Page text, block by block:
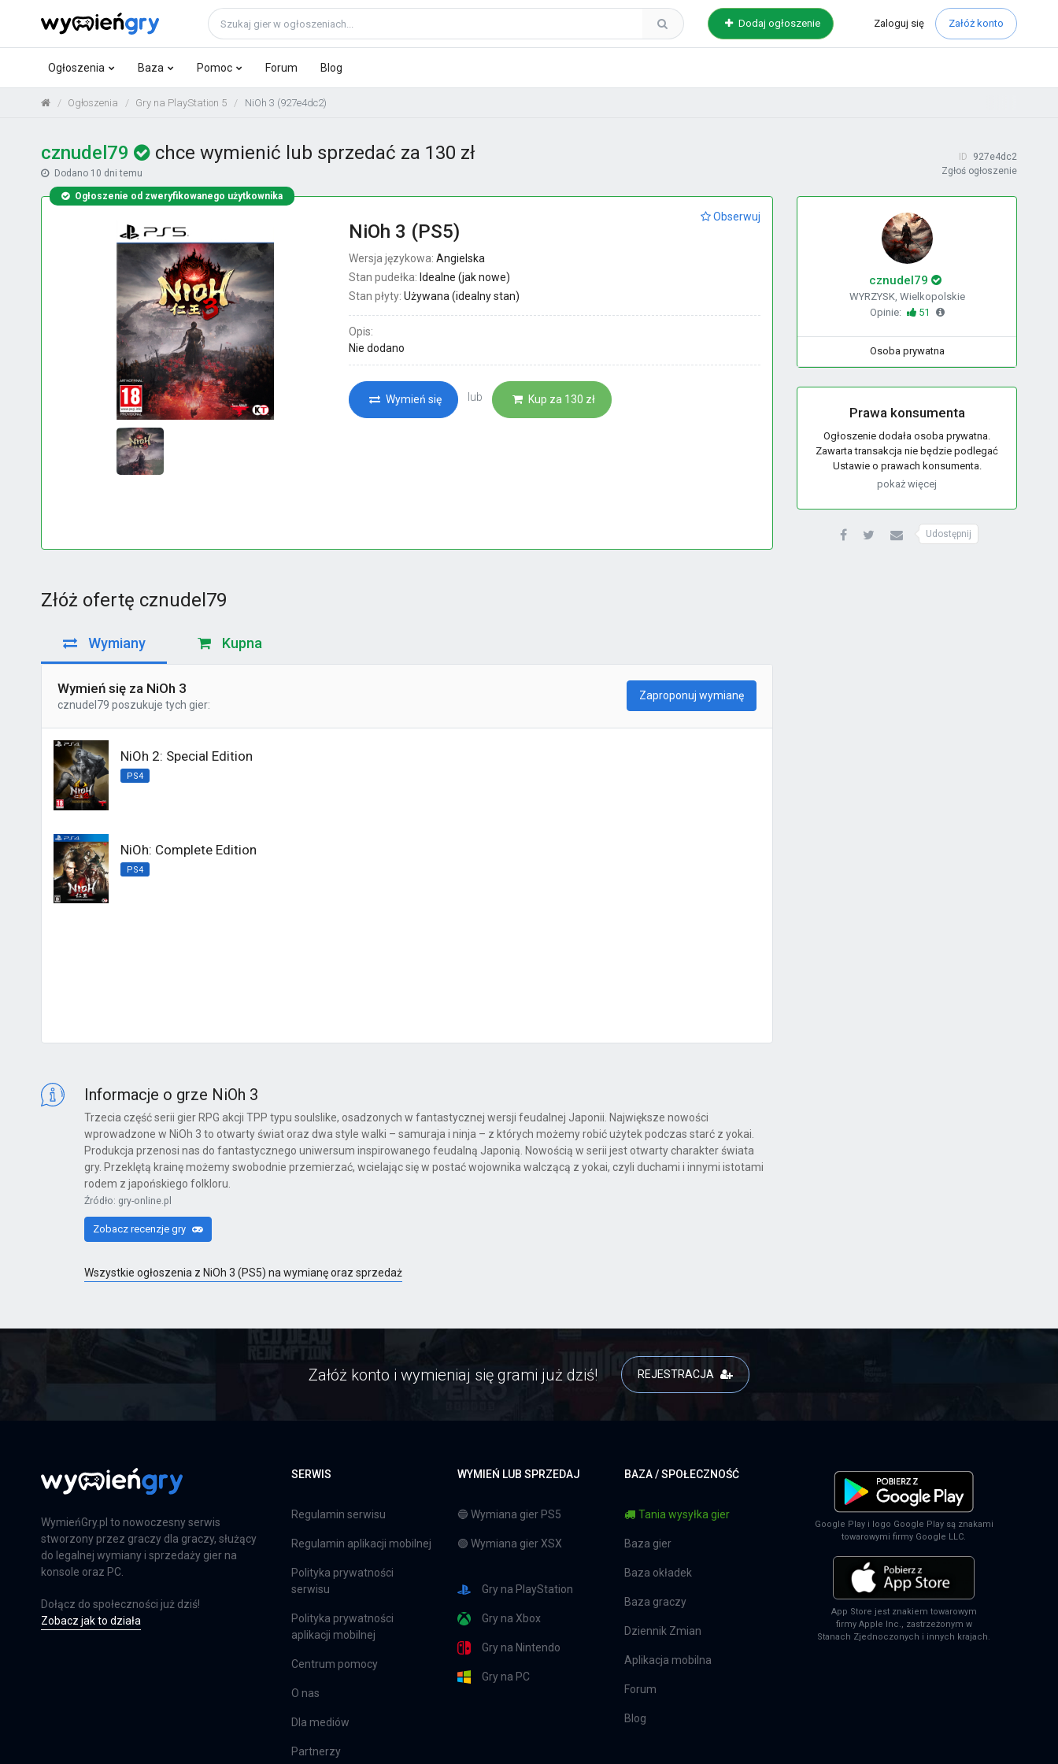
Dodaj ogłoszenie Zaloguj się Załóż konto
Ogłoszenia Baza Pomoc Forum Blog
Ogłoszenia Gry na PlayStation 5 NiOh 3 (927e4dc2)
cznudel79 chce wymienić lub sprzedać za 130 zł
Dodano 10 dni temu
ID
927e4dc2
Zgłoś ogłoszenie
Ogłoszenie od zweryfikowanego użytkownika
Obserwuj
NiOh 3 (PS5)
Wersja językowa: Angielska
Stan pudełka: Idealne (jak nowe)
Stan płyty: Używana (idealny stan)
Opis:
Nie dodano
Wymień się lub Kup za 130 zł
cznudel79
WYRZYSK, Wielkopolskie
Opinie:
51
Osoba prywatna
Prawa konsumenta
Ogłoszenie dodała osoba prywatna.
Zawarta transakcja nie będzie podlegać
Ustawie o prawach konsumenta.
pokaż więcej
Udostępnij
Złóż ofertę cznudel79
Wymiany Kupna
Wymień się za NiOh 3
cznudel79 poszukuje tych gier:
Zaproponuj wymianę
NiOh 2: Special Edition
PS4
NiOh: Complete Edition
PS4
Informacje o grze NiOh 3
Trzecia część serii gier RPG akcji TPP typu soulslike, osadzonych w fantastycznej wersji feudalnej Japonii. Największe nowości
wprowadzone w NiOh 3 to otwarty świat oraz dwa style walki – samuraja i ninja – z których możemy robić użytek podczas starć z yokai.
Produkcja przenosi nas do fantastycznego uniwersum inspirowanego feudalną Japonią. Nowością w serii jest otwarty charakter świata
gry. Przeklętą krainę możemy swobodnie przemierzać, wcielając się w postać wojownika walczącą z yokai, czyli duchami i innymi istotami
rodem z japońskiego folkloru.
Źródło: gry-online.pl
Zobacz recenzje gry
Wszystkie ogłoszenia z NiOh 3 (PS5) na wymianę oraz sprzedaż
Załóż konto i wymieniaj się grami już dziś! REJESTRACJA
WymieńGry.pl to nowoczesny serwis
stworzony przez graczy dla graczy, służący
do legalnej wymiany i sprzedaży gier na
konsole oraz PC.
Dołącz do społeczności już dziś!
Zobacz jak to działa
SERWIS
Regulamin serwisu
Regulamin aplikacji mobilnej
Polityka prywatności
serwisu
Polityka prywatności
aplikacji mobilnej
Centrum pomocy
O nas
Dla mediów
Partnerzy
WYMIEŃ LUB SPRZEDAJ
🔵 Wymiana gier PS5
🟢 Wymiana gier XSX
Gry na PlayStation
Gry na Xbox
Gry na Nintendo
Gry na PC
BAZA / SPOŁECZNOŚĆ
Tania wysyłka gier
Baza gier
Baza okładek
Baza graczy
Dziennik Zmian
Aplikacja mobilna
Forum
Blog
Google Play i logo Google Play są znakami
towarowymi firmy Google LLC.
App Store jest znakiem towarowym
firmy Apple Inc., zastrzeżonym w
Stanach Zjednoczonych i innych krajach.